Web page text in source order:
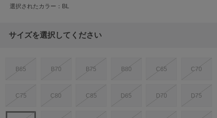
選択されたカラー：BL
サイズを選択してください
B65 B70 B75 B80 C65 C70
C75 C80 C85 D65 D70 D75